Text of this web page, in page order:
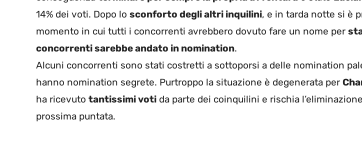
14% dei voti. Dopo lo sconforto degli altri inquilini, e in tarda notte si è
momento in cui tutti i concorrenti avrebbero dovuto fare un nome per
concorrenti sarebbe andato in nomination.
Alcuni concorrenti sono stati costretti a sottoporsi a delle nomination
hanno nomination segrete. Purtroppo la situazione è degenerata per
ha ricevuto tantissimi voti da parte dei coinquilini e rischia
prossima puntata.